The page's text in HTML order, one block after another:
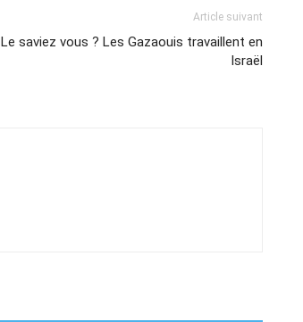
Article suivant
Le saviez vous ? Les Gazaouis travaillent en
Israël